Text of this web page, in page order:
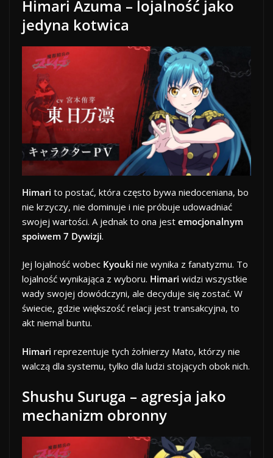
Himari Azuma – lojalność jako
jedyna kotwica
Himari to postać, która często bywa niedoceniana, bo
nie krzyczy, nie dominuje i nie próbuje udowadniać
swojej wartości. A jednak to ona jest emocjonalnym
spoiwem 7 Dywizji.
Jej lojalność wobec Kyouki nie wynika z fanatyzmu. To
lojalność wynikająca z wyboru. Himari widzi wszystkie
wady swojej dowódczyni, ale decyduje się zostać. W
świecie, gdzie większość relacji jest transakcyjna, to
akt niemal buntu.
Himari reprezentuje tych żołnierzy Mato, którzy nie
walczą dla systemu, tylko dla ludzi stojących obok nich.
Shushu Suruga – agresja jako
mechanizm obronny